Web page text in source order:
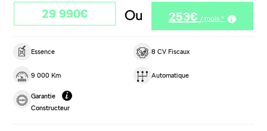
Essence 8 CV Fiscaux
9 000 Km Automatique
Garantie
Constructeur
29 990€ Ou 253€/ mois *